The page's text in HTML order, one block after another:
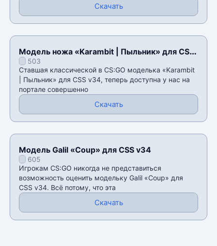
Скачать
Модель ножа «Karambit | Пыльник» для CSS
v34503
Ставшая классической в CS:GO моделька «Karambit
| Пыльник» для CSS v34, теперь доступна у нас на
портале совершенно
Скачать
Модель Galil «Coup» для CSS v34
605
Игрокам CS:GO никогда не представиться
возможность оценить модельку Galil «Coup» для
CSS v34. Всё потому, что эта
Скачать